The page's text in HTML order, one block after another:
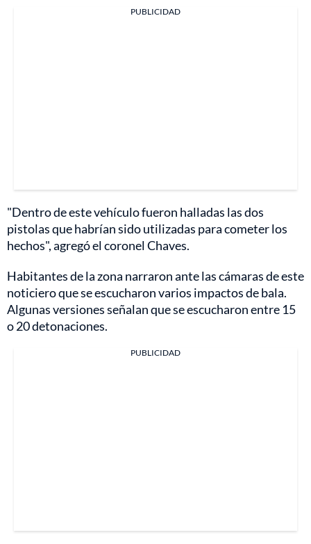
PUBLICIDAD
"Dentro de este vehículo fueron halladas las dos
pistolas que habrían sido utilizadas para cometer los
hechos", agregó el coronel Chaves.
Habitantes de la zona narraron ante las cámaras de este
noticiero que se escucharon varios impactos de bala.
Algunas versiones señalan que se escucharon entre 15
o 20 detonaciones.
PUBLICIDAD